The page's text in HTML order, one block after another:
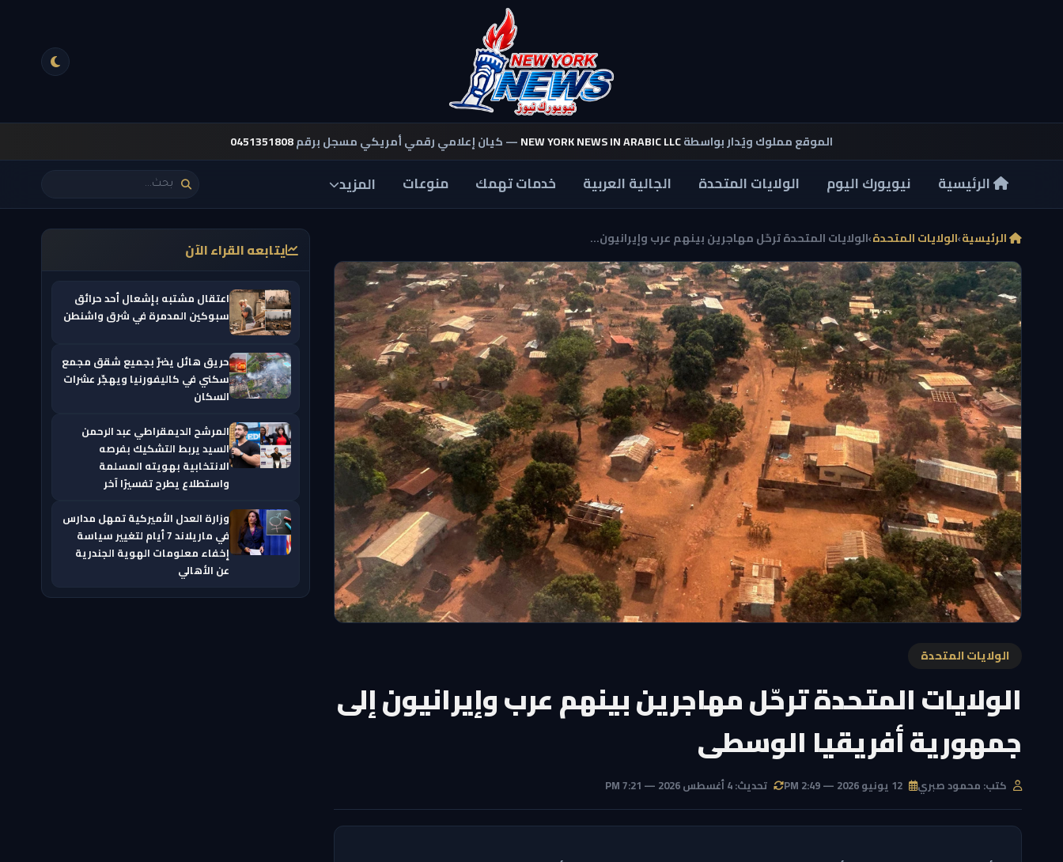
الموقع مملوك ويُدار بواسطةNEW YORK NEWS IN ARABIC LLC— كيان إعلامي رقمي أمريكي مسجل برقم0451351808
الرئيسية نيويورك اليوم الولايات المتحدة الجالية العربية خدمات تهمك منوعات المزيد
الرئيسية›الولايات المتحدة›الولايات المتحدة ترحّل مهاجرين بينهم عرب وإيرانيون...
الولايات المتحدة
الولايات المتحدة ترحّل مهاجرين بينهم عرب وإيرانيون إلى
جمهورية أفريقيا الوسطى
كتب: محمود صبري تحديث: 4 أغسطس 2026 — 7:21 PM
يتابعه القراء الآن
اعتقال مشتبه بإشعال أحد حرائق
سبوكين المدمرة في شرق واشنطن
حريق هائل يضرّ بجميع شقق مجمع
سكني في كاليفورنيا ويهجّر عشرات
السكان
المرشح الديمقراطي عبد الرحمن
السيد يربط التشكيك بفرصه
الانتخابية بهويته المسلمة
واستطلاع يطرح تفسيرًا آخر
وزارة العدل الأميركية تمهل مدارس
في ماريلاند 7 أيام لتغيير سياسة
إخفاء معلومات الهوية الجندرية
عن الأهالي